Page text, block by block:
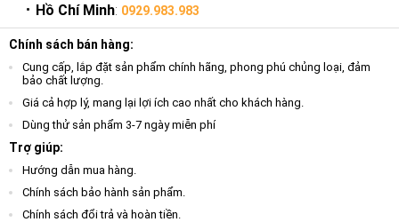
Hồ Chí Minh: 0929.983.983
Chính sách bán hàng:
Cung cấp, lắp đặt sản phẩm chính hãng, phong phú chủng loại, đảm
bảo chất lượng.
Giá cả hợp lý, mang lại lợi ích cao nhất cho khách hàng.
Dùng thử sản phẩm 3-7 ngày miễn phí
Trợ giúp:
Hướng dẫn mua hàng.
Chính sách bảo hành sản phẩm.
Chính sách đổi trả và hoàn tiền.